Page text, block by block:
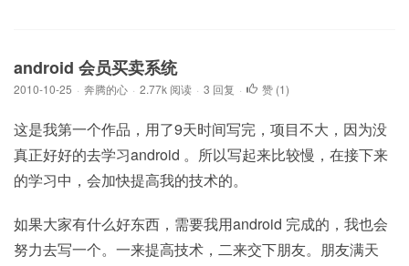
android 会员买卖系统
2010-10-25 · 奔腾的心 · 2.77k 阅读 · 3 回复 · 赞 (1)
这是我第一个作品，用了9天时间写完，项目不大，因为没
真正好好的去学习android 。所以写起来比较慢，在接下来
的学习中，会加快提高我的技术的。
如果大家有什么好东西，需要我用android 完成的，我也会
努力去写一个。一来提高技术，二来交下朋友。朋友满天